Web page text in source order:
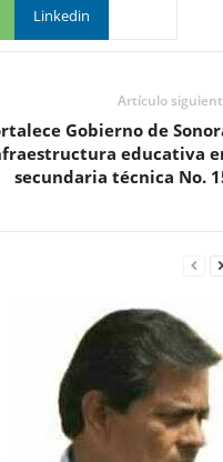
Linkedin
Artículo
Gobierno de
educativa
secundaria técnica No.